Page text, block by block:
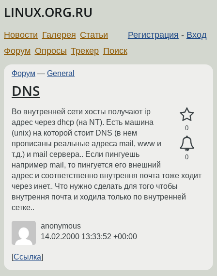
LINUX.ORG.RU
Регистрация - Вход
Новости Галерея Статьи
Форум Опросы Трекер Поиск
Форум — General
DNS
0
0
Во внутренней сети хосты получают ip
адрес через dhcp (на NT). Есть машина
(unix) на которой стоит DNS (в нем
прописаны реальные адреса mail, www и
т.д.) и mail сервера.. Если пингуешь
например mail, то пингуется его внешний
адрес и соответственно внутрення почта тоже ходит
через инет.. Что нужно сделать для того чтобы
внутрення почта и ходила только по внутренней
сетке..
anonymous
14.02.2000 13:33:52 +00:00
Ссылка